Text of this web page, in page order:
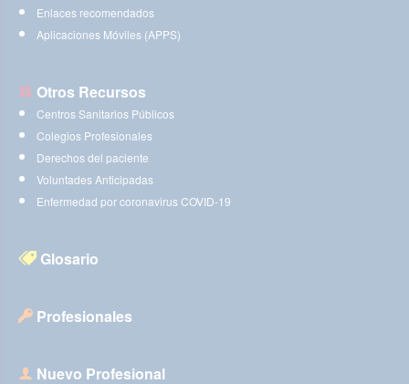
Enlaces recomendados
Aplicaciones Móviles (APPS)
Otros Recursos
Centros Sanitarios Públicos
Colegios Profesionales
Derechos del paciente
Voluntades Anticipadas
Enfermedad por coronavirus COVID-19
Glosario
Profesionales
Nuevo Profesional